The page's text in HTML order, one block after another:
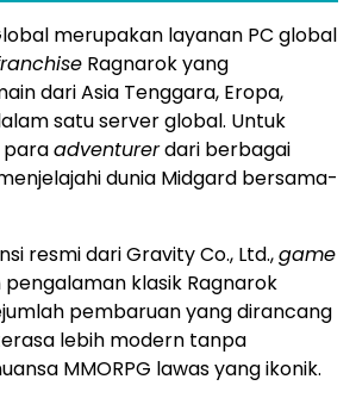
merupakan layanan PC global
Ragnarok yang
dari Asia Tenggara, Eropa,
satu server global. Untuk
paraadventurerdari berbagai
dunia Midgard bersama-
resmi dari Gravity Co., Ltd.,game
klasik Ragnarok
pembaruan yang dirancang
lebih modern tanpa
MMORPG lawas yang ikonik.